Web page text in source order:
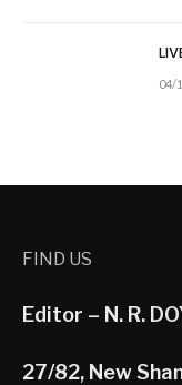
04/
FIND US
Editor – N. R.
27/82, New